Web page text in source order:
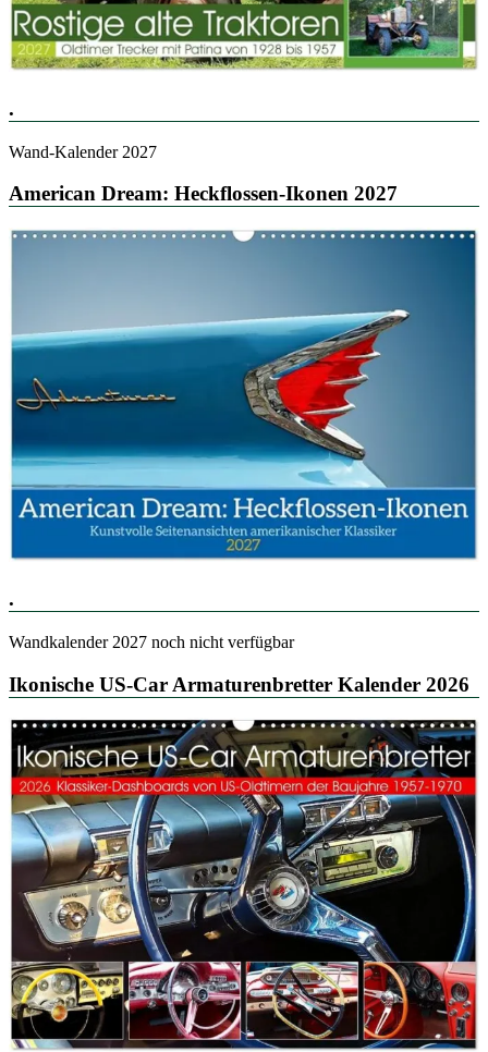
.
Wand-Kalender 2027
American Dream: Heckflossen-Ikonen 2027
.
Wandkalender 2027 noch nicht verfügbar
Ikonische US-Car Armaturenbretter Kalender 2026